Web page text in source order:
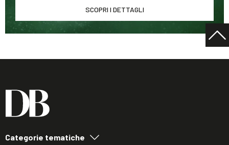
SCOPRI I DETTAGLI
Categorie tematiche